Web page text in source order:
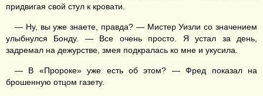
придвигая свой стул к кровати.
— Ну, вы уже знаете, правда? — Мистер Уизли со значением
улыбнулся Бонду. — Все очень просто. Я устал за день,
задремал на дежурстве, змея подкралась ко мне и укусила.
— В «Пророке» уже есть об этом? — Фред показал на
брошенную отцом газету.